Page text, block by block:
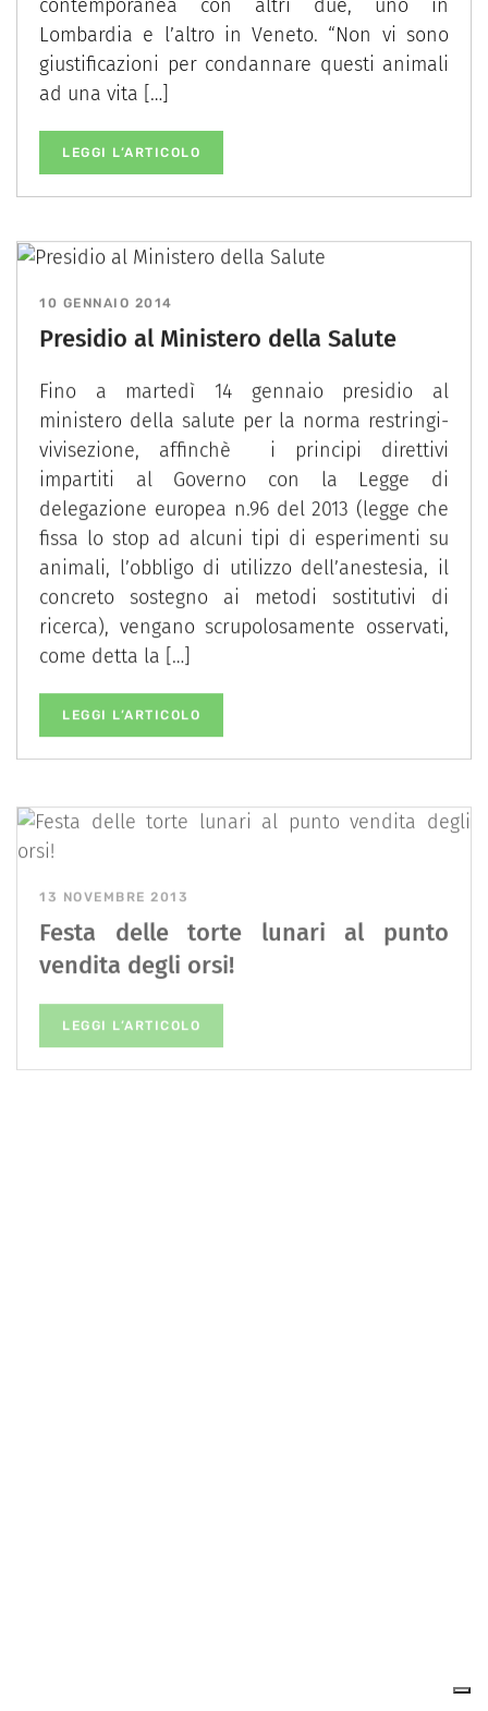
contemporanea con altri due, uno in
Lombardia e l’altro in Veneto. “Non vi sono
giustificazioni per condannare questi animali
ad una vita […]
LEGGI L’ARTICOLO
10 GENNAIO 2014
Presidio al Ministero della Salute
Fino a martedì 14 gennaio presidio al
ministero della salute per la norma restringi-
vivisezione, affinchè i principi direttivi
impartiti al Governo con la Legge di
delegazione europea n.96 del 2013 (legge che
fissa lo stop ad alcuni tipi di esperimenti su
animali, l’obbligo di utilizzo dell’anestesia, il
concreto sostegno ai metodi sostitutivi di
ricerca), vengano scrupolosamente osservati,
come detta la […]
LEGGI L’ARTICOLO
13 NOVEMBRE 2013
Festa delle torte lunari al punto
vendita degli orsi!
LEGGI L’ARTICOLO